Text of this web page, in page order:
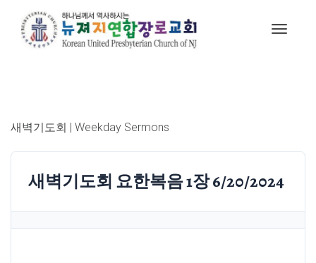
새벽기도회 | Weekday Sermons
새벽기도회 요한복음 1장 6/20/2024